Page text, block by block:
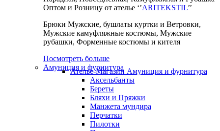
Оптом и Розницу от ателье ‘’ARITEKSTIL’’
Брюки Мужские, бушлаты куртки и Ветровки,
Мужские камуфляжные костюмы, Мужские
рубашки, Форменные костюмы и кителя
Посмотреть больше
Амуниция и фурнитура
Ателье-Магазин Амуниция и фурнитура
Аксельбанты
Береты
Бляхи и Пряжки
Манжета мундира
Перчатки
Пилотки